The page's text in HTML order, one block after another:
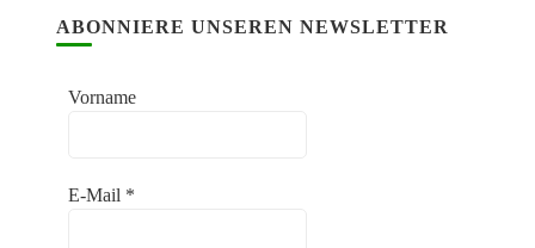
ABONNIERE UNSEREN NEWSLETTER
Vorname
E-Mail *